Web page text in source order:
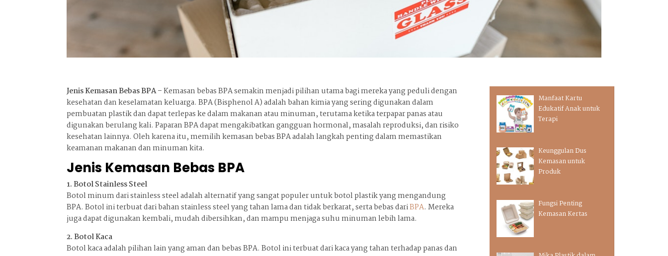
Jenis Kemasan Bebas BPA –Kemasan bebas BPA semakin menjadi pilihan utama bagi mereka yang peduli dengan
kesehatan dan keselamatan keluarga. BPA (Bisphenol A) adalah bahan kimia yang sering digunakan dalam
pembuatan plastik dan dapat terlepas ke dalam makanan atau minuman, terutama ketika terpapar panas atau
digunakan berulang kali. Paparan BPA dapat mengakibatkan gangguan hormonal, masalah reproduksi, dan risiko
kesehatan lainnya. Oleh karena itu, memilih kemasan bebas BPA adalah langkah penting dalam memastikan
keamanan makanan dan minuman kita.
Jenis Kemasan Bebas BPA
1. Botol Stainless Steel
Botol minum dari stainless steel adalah alternatif yang sangat populer untuk botol plastik yang mengandung
BPA. Botol ini terbuat dari bahan stainless steel yang tahan lama dan tidak berkarat, serta bebas dariBPA. Mereka
juga dapat digunakan kembali, mudah dibersihkan, dan mampu menjaga suhu minuman lebih lama.
2. Botol Kaca
Botol kaca adalah pilihan lain yang aman dan bebas BPA. Botol ini terbuat dari kaca yang tahan terhadap panas dan
Manfaat Kartu
Edukatif Anak untuk
Terapi
Keunggulan Dus
Kemasan untuk
Produk
Fungsi Penting
Kemasan Kertas